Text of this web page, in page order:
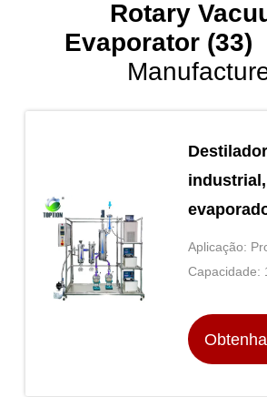
Rotary
Evaporator (33)
industrial,
película
petróleo
Aplicação: Produtos
químicos/